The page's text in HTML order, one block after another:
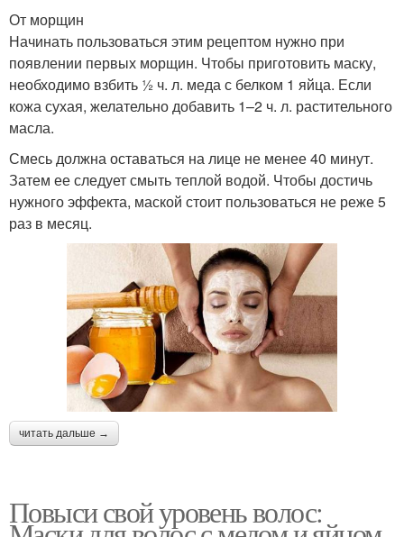
От морщин
Начинать пользоваться этим рецептом нужно при
появлении первых морщин. Чтобы приготовить маску,
необходимо взбить ½ ч. л. меда с белком 1 яйца. Если
кожа сухая, желательно добавить 1–2 ч. л. растительного
масла.
Смесь должна оставаться на лице не менее 40 минут.
Затем ее следует смыть теплой водой. Чтобы достичь
нужного эффекта, маской стоит пользоваться не реже 5
раз в месяц.
читать дальше →
Повыси свой уровень волос: